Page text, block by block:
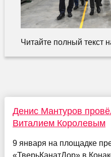
Читайте полный текст
Денис Мантуров
Виталием Королевым
9 января на площадке